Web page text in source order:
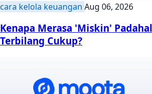
cara kelola keuangan Aug 06, 2026
Kenapa Merasa 'Miskin'
Terbilang Cukup?